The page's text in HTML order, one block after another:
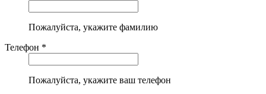
Пожалуйста, укажите фамилию
Телефон *
Пожалуйста, укажите ваш телефон